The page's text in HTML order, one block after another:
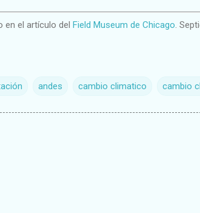
en el artículo del Field Museum de Chicago .
andes cambio climatico cambio